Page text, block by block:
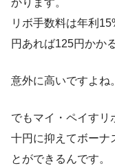
リボ手数料は年利
円あれば125円かか
意外に高いですよね。
でもマイ・ペイすリ
十円に抑えてボーナ
とができるんです。